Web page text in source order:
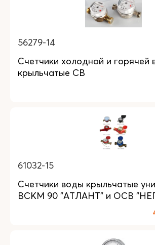
56279-14
Счетчики холодной и горячей
крыльчатые СВ
61032-15
Счетчики воды крыльчатые
ВСКМ 90 "АТЛАНТ" и ОСВ